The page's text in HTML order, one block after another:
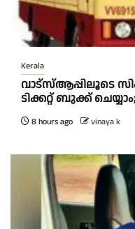
Kerala
വാട്‌സ്ആപ്പിലൂടെ
ടിക്കറ്റ് ബുക്ക്
8 hours ago vinaya k